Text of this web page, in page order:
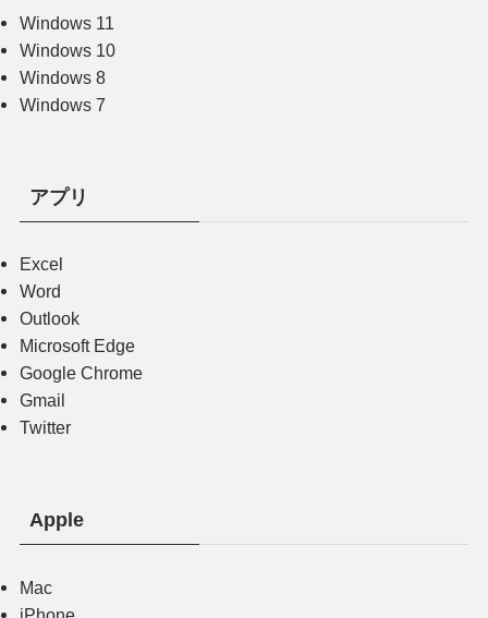
Windows 11
Windows 10
Windows 8
Windows 7
アプリ
Excel
Word
Outlook
Microsoft Edge
Google Chrome
Gmail
Twitter
Apple
Mac